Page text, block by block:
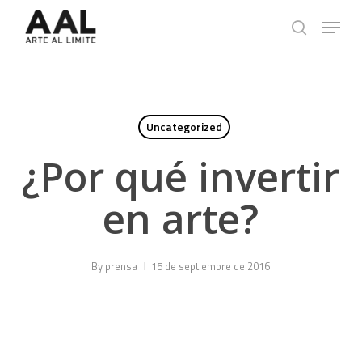
search
Menu
Uncategorized
¿Por qué invertir
en arte?
By prensa 15 de septiembre de 2016